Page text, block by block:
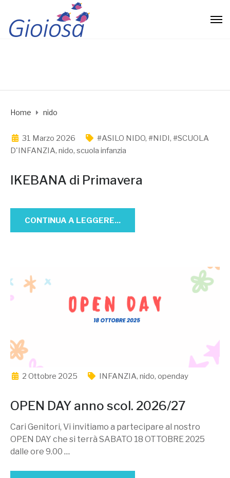
Home nido
31 Marzo 2026 #ASILO NIDO, #NIDI, #SCUOLA
D'INFANZIA, nido, scuola infanzia
IKEBANA di Primavera
CONTINUA A LEGGERE...
2 Ottobre 2025 INFANZIA, nido, openday
OPEN DAY anno scol. 2026/27
Cari Genitori, Vi invitiamo a partecipare al nostro
OPEN DAY che si terrà SABATO 18 OTTOBRE 2025
dalle ore 9.00 …